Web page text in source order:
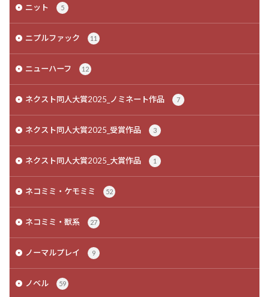
ニット 5
ニプルファック 11
ニューハーフ 12
ネクスト同人大賞2025_ノミネート作品 7
ネクスト同人大賞2025_受賞作品 3
ネクスト同人大賞2025_大賞作品 1
ネコミミ・ケモミミ 52
ネコミミ・獣系 27
ノーマルプレイ 9
ノベル 59